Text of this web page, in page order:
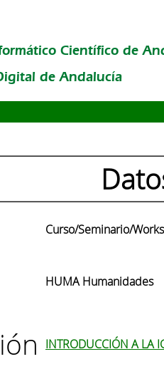
Científico de
de Andalucía
Curso/Seminario/
HUMA Humanidades
INTRODUCCIÓN A LA